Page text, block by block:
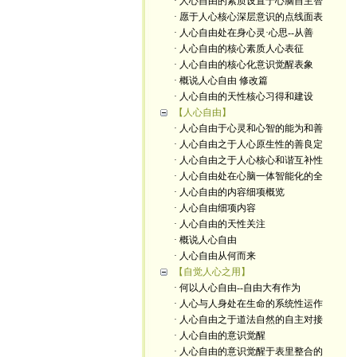
· 愿于人心核心深层意识的点线面表
· 人心自由处在身心灵·心思--从善
· 人心自由的核心素质人心表征
· 人心自由的核心化意识觉醒表象
· 概说人心自由 修改篇
· 人心自由的天性核心习得和建设
【人心自由】
· 人心自由于心灵和心智的能为和善
· 人心自由之于人心原生性的善良定
· 人心自由之于人心核心和谐互补性
· 人心自由处在心脑一体智能化的全
· 人心自由的内容细项概览
· 人心自由细项内容
· 人心自由的天性关注
· 概说人心自由
· 人心自由从何而来
【自觉人心之用】
· 何以人心自由--自由大有作为
· 人心与人身处在生命的系统性运作
· 人心自由之于道法自然的自主对接
· 人心自由的意识觉醒
· 人心自由的意识觉醒于表里整合的